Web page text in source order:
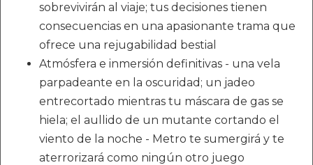
sobrevivirán al viaje; tus decisiones tienen
consecuencias en una apasionante trama que
ofrece una rejugabilidad bestial
Atmósfera e inmersión definitivas - una vela
parpadeante en la oscuridad; un jadeo
entrecortado mientras tu máscara de gas se
hiela; el aullido de un mutante cortando el
viento de la noche - Metro te sumergirá y te
aterrorizará como ningún otro juego